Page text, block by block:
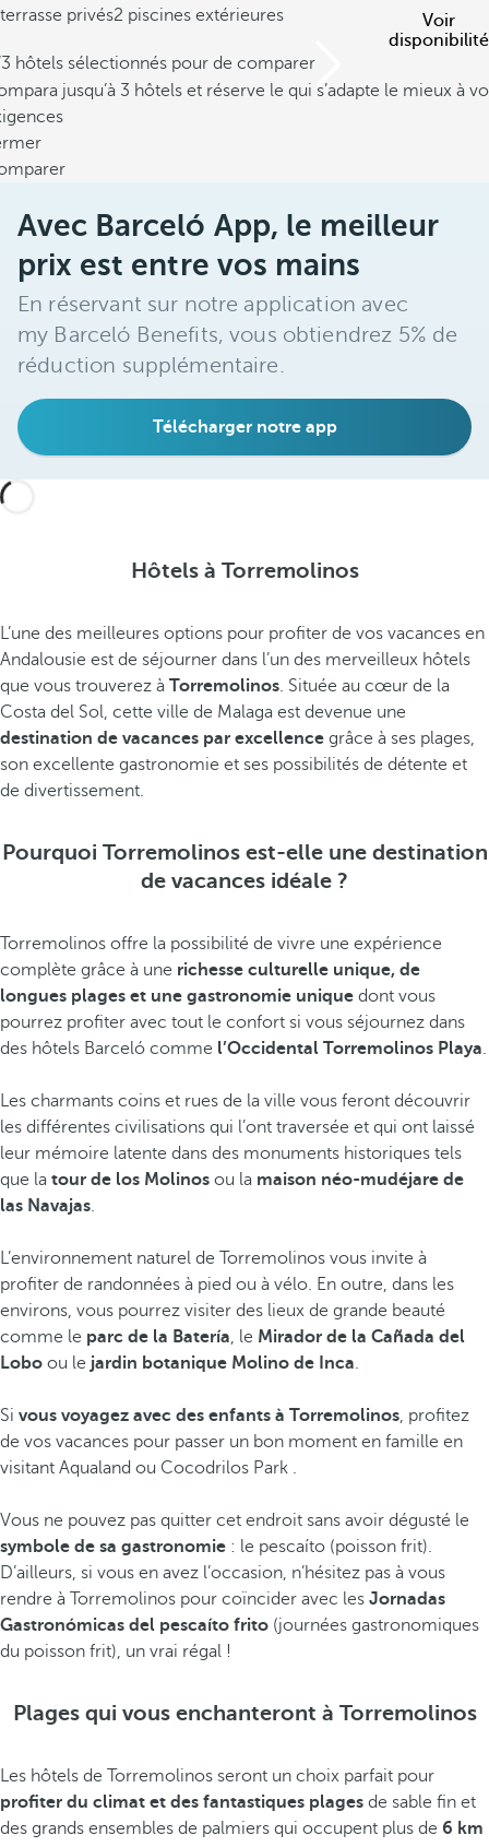
terrasse privés2 piscines extérieures
Voir
disponibilité
hôtels sélectionnés pour de comparer
jusqu’à 3 hôtels et réserve le qui s’adapte le mieux à
Avec Barceló App, le meilleur
prix est entre vos mains
En réservant sur notre application avec
my Barceló Benefits, vous obtiendrez 5% de
réduction supplémentaire.
Télécharger notre app
Hôtels à Torremolinos
L’une des meilleures options pour profiter de vos vacances en
Andalousie est de séjourner dans l’un des merveilleux hôtels
que vous trouverez à Torremolinos. Située au cœur de la
Costa del Sol, cette ville de Malaga est devenue une
destination de vacances par excellence grâce à ses plages,
son excellente gastronomie et ses possibilités de détente et
de divertissement.
Pourquoi Torremolinos est-elle une destination
de vacances idéale ?
Torremolinos offre la possibilité de vivre une expérience
complète grâce à une richesse culturelle unique, de
longues plages et une gastronomie unique dont vous
pourrez profiter avec tout le confort si vous séjournez dans
des hôtels Barceló comme l’Occidental Torremolinos Playa.
Les charmants coins et rues de la ville vous feront découvrir
les différentes civilisations qui l’ont traversée et qui ont laissé
leur mémoire latente dans des monuments historiques tels
que la tour de los Molinos ou la maison néo-mudéjare de
las Navajas.
L’environnement naturel de Torremolinos vous invite à
profiter de randonnées à pied ou à vélo. En outre, dans les
environs, vous pourrez visiter des lieux de grande beauté
comme le parc de la Batería, le Mirador de la Cañada del
Lobo ou le jardin botanique Molino de Inca.
Si vous voyagez avec des enfants à Torremolinos, profitez
de vos vacances pour passer un bon moment en famille en
visitant Aqualand ou Cocodrilos Park .
Vous ne pouvez pas quitter cet endroit sans avoir dégusté le
symbole de sa gastronomie : le pescaíto (poisson frit).
D’ailleurs, si vous en avez l’occasion, n’hésitez pas à vous
rendre à Torremolinos pour coïncider avec les Jornadas
Gastronómicas del pescaíto frito (journées gastronomiques
du poisson frit), un vrai régal !
Plages qui vous enchanteront à Torremolinos
Les hôtels de Torremolinos seront un choix parfait pour
profiter du climat et des fantastiques plages de sable fin et
des grands ensembles de palmiers qui occupent plus de 6 km